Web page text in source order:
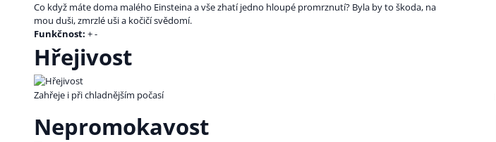
Co když máte doma malého Einsteina a vše zhatí jedno hloupé promrznutí? Byla by to škoda, na
mou duši, zmrzlé uši a kočičí svědomí.
Funkčnost: + -
Hřejivost
Zahřeje i při chladnějším počasí
Nepromokavost